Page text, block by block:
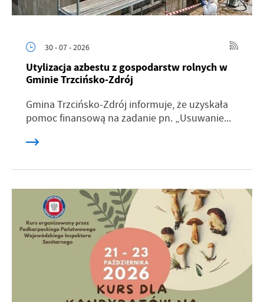
30 - 07 - 2026
Utylizacja azbestu z gospodarstw rolnych w
Gminie Trzcińsko-Zdrój
Gmina Trzcińsko-Zdrój informuje, że uzyskała
pomoc finansową na zadanie pn. „Usuwanie...